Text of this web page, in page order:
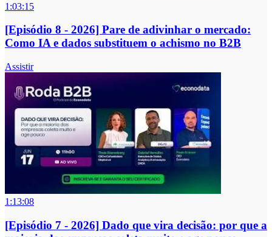
1:03:15
[Episódio 8 - 2026] Pare de adivinhar o mercado:
Como IA e dados substituem o achismo no B2B
Assistir
1:13:08
[Episódio 7 - 2026] Dado que vira decisão: por que a